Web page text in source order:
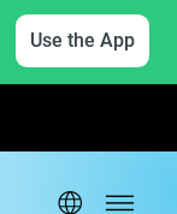
Use the App